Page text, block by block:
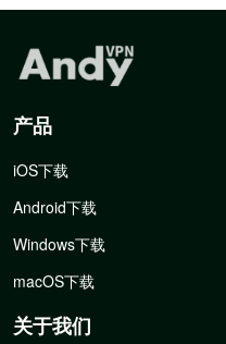
产品
iOS下载
Android下载
Windows下载
macOS下载
关于我们